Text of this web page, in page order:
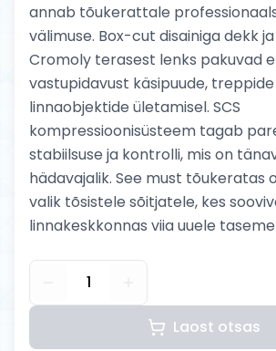
annab tõukerattale
välimuse. Box-cut disainiga dekk
Cromoly terasest lenks pakuvad
vastupidavust käsipuude,
linnaobjektide ületamisel. SCS
kompressioonisüsteem tagab
stabiilsuse ja kontrolli, mis on
hädavajalik. See must tõukeratas
valik tõsistele sõitjatele, kes
linnakeskkonnas viia uuele
1
Laost otsas